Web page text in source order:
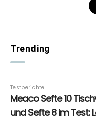
Trending